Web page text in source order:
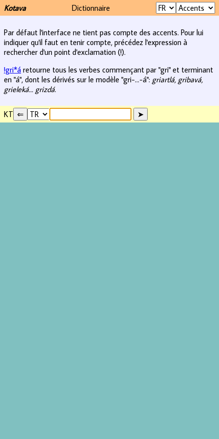
Kotava Dictionnaire
Par défaut l'interface ne tient pas compte des accents. Pour lui
indiquer qu'il faut en tenir compte, précédez l'expression à
rechercher d'un point d'exclamation (!).
!gri*á retourne tous les verbes commençant par "gri" et terminant
en "á", dont les dérivés sur le modèle "gri-...-á": griartlá, gribavá,
grieleká... grizdá.
KT